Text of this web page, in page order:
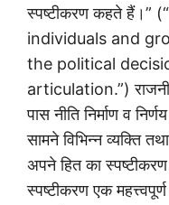
स्पष्टीकरण कहते हैं।”
individuals and
the political
articulation.”)
पास नीति निर्माण व
सामने विभिन्न व्यक्ति
अपने हित का
स्पष्टीकरण एक